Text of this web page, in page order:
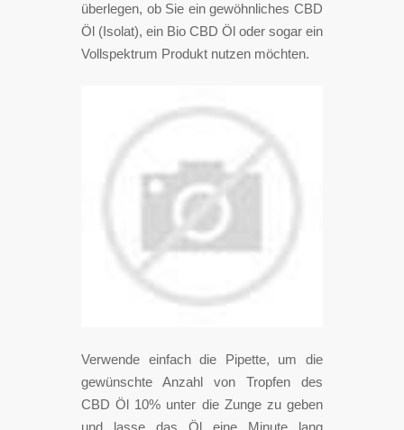
überlegen, ob Sie ein gewöhnliches CBD
Öl (Isolat), ein Bio CBD Öl oder sogar ein
Vollspektrum Produkt nutzen möchten.
Verwende einfach die Pipette, um die
gewünschte Anzahl von Tropfen des
CBD Öl 10% unter die Zunge zu geben
und lasse das Öl eine Minute lang